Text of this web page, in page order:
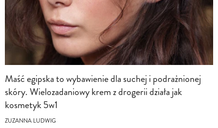
Maść egipska to wybawienie dla suchej i podrażnionej
skóry. Wielozadaniowy krem z drogerii działa jak
kosmetyk 5w1
ZUZANNA LUDWIG